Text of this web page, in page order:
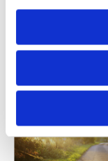
nagyobb